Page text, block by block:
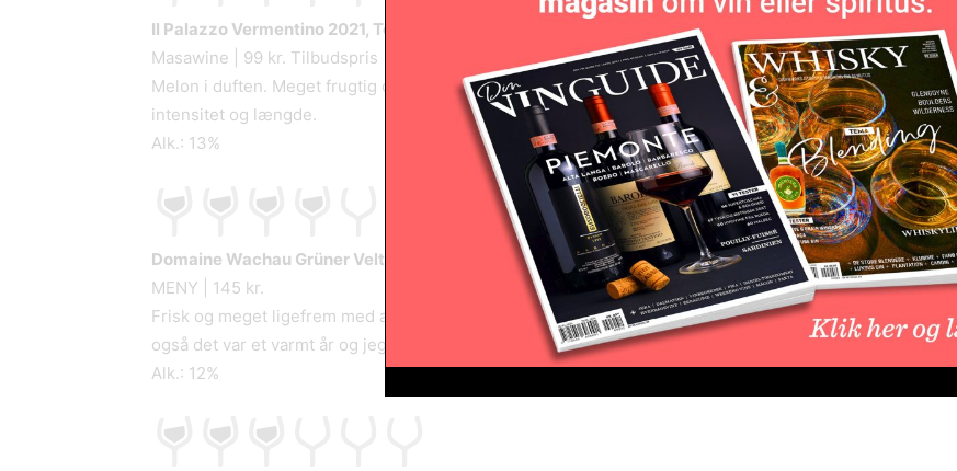
Il Palazzo Vermentino 2021, Toscana, Italien.
Masawine | 99 kr. Tilbudspris
Melon i duften. Meget frugtig og ligefrem vin med fersken, vandmelon og citrusnoter. Medium
intensitet og længde.
Alk.: 13%
Domaine Wachau Grüner Veltliner Federspiel 2020, Wachau, Østrig.88
MENY | 145 kr.
Frisk og meget ligefrem med æbler, hvid peber og citrus noter. Pæn intensitet men fornemmer
også det var et varmt år og jeg savner lidt sprødhed.
Alk.: 12%